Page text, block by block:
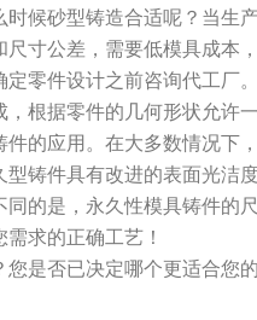
候砂型铸造合适呢？当生
寸公差，需要低模具成本
零件设计之前咨询代工厂。
，根据零件的几何形状允许
的应用。在大多数情况下
铸件具有改进的表面光洁
的是，永久性模具铸件的
求的正确工艺！
是否已决定哪个更适合您